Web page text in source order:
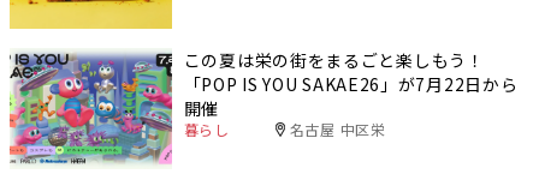
この夏は栄の街をまるごと楽しもう！
「POP IS YOU SAKAE26」が7月22日から
開催
暮らし 名古屋 中区栄